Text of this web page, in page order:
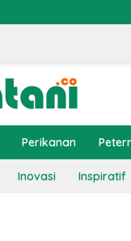
Perikanan
Inovasi Inspiratif